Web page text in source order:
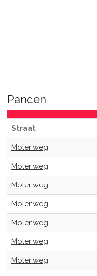
Panden
Straat
Molenweg
Molenweg
Molenweg
Molenweg
Molenweg
Molenweg
Molenweg